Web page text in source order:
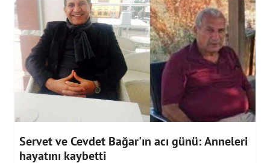
Servet ve Cevdet Bağar'ın acı günü: Anneleri
hayatını kaybetti